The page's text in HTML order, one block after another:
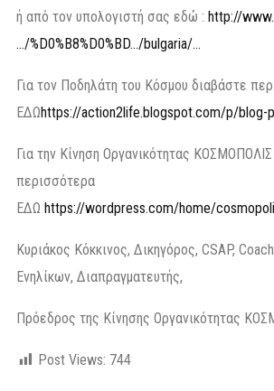
ή από τον υπολογιστή σας εδώ : http://
…/%D0%B8%D0%BD…/bulgaria/…
Για τον Ποδηλάτη του Κόσμου διαβάστε
ΕΔΩhttps://action2life.blogspot.com/p/blog-
Για την Κίνηση Οργανικότητας
περισσότερα
ΕΔΩ https://wordpress.com/home/
Κυριάκος Κόκκινος, Δικηγόρος, CSAP,
Ενηλίκων, Διαπραγματευτής,
Πρόεδρος της Κίνησης Οργανικότητας
Post Views: 744